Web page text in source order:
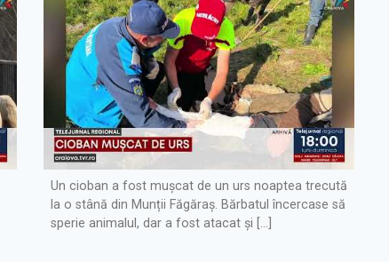
Un cioban a fost mușcat de un urs noaptea trecută
la o stână din Munții Făgăraș. Bărbatul încercase să
sperie animalul, dar a fost atacat și […]